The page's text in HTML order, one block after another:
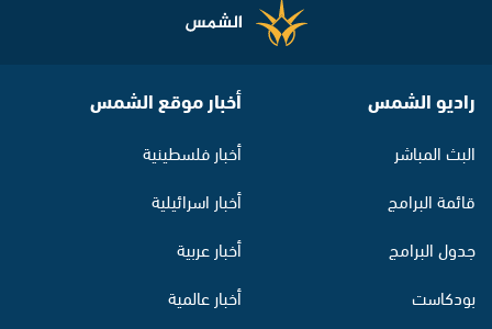
راديو الشمس
البث المباشر
قائمة البرامج
جدول البرامج
بودكاست
أخبار موقع الشمس
أخبار فلسطينية
أخبار اسرائيلية
أخبار عربية
أخبار عالمية